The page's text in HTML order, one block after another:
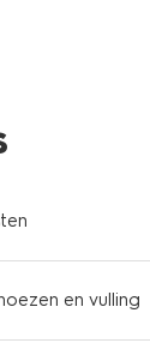
en vulling